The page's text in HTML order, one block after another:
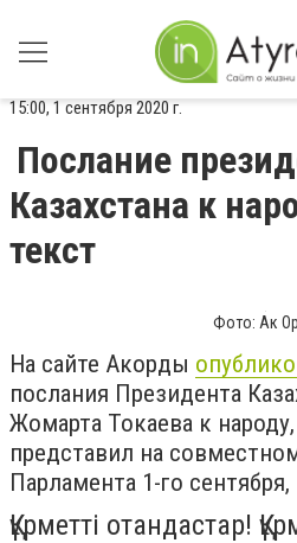
15:00, 1 сентября 2020 г.
Послание
Казахстана к
текст
Фото: Ак
На сайте Акорды
послания Президента
Жомарта Токаева к
представил на
Парламента 1-го сентября,
Құрметті отандастар!